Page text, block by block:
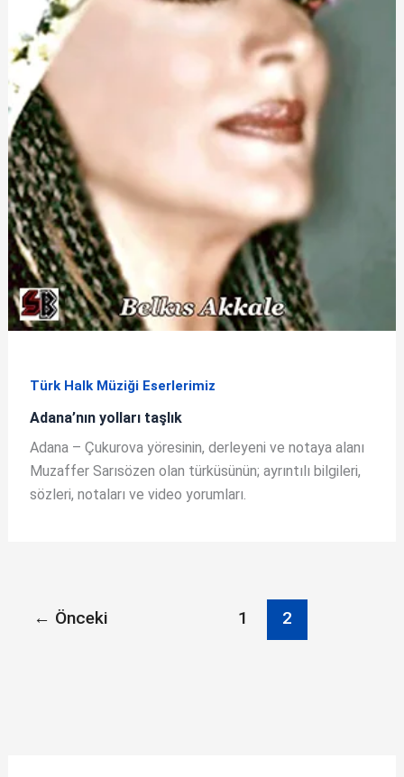
Türk Halk Müziği Eserlerimiz
Adana’nın yolları taşlık
Adana – Çukurova yöresinin, derleyeni ve notaya alanı
Muzaffer Sarısözen olan türküsünün; ayrıntılı bilgileri,
sözleri, notaları ve video yorumları.
← Önceki 1 2